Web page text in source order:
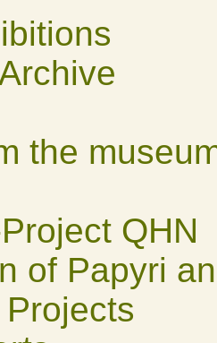
the
QHN
of Papyri